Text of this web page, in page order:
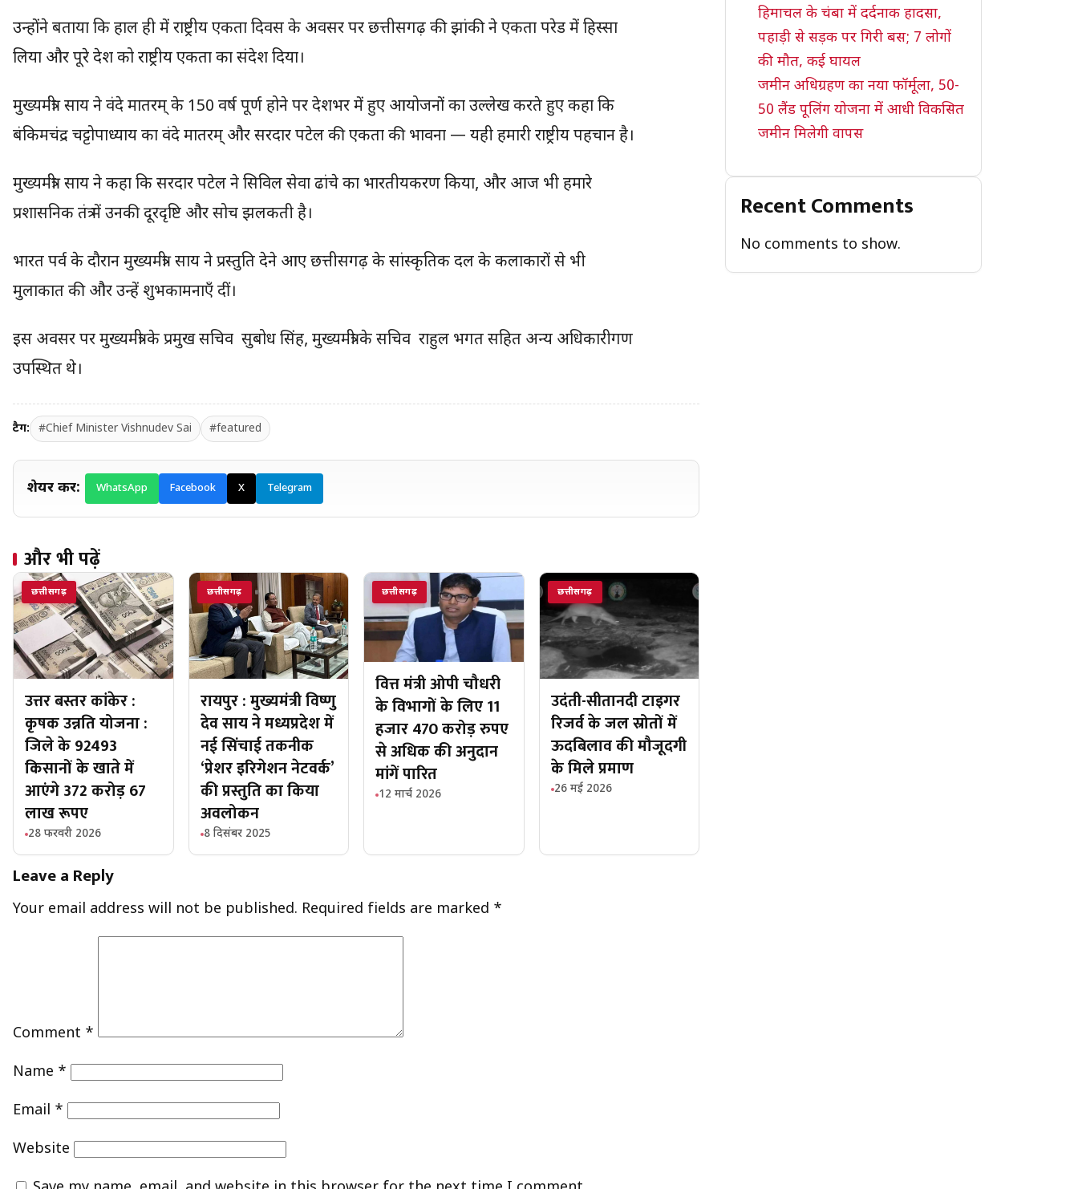
उन्होंने बताया कि हाल ही में राष्ट्रीय एकता दिवस के अवसर पर छत्तीसगढ़ की झांकी ने एकता परेड में हिस्सा
लिया और पूरे देश को राष्ट्रीय एकता का संदेश दिया।
मुख्यमंत्री साय ने वंदे मातरम् के 150 वर्ष पूर्ण होने पर देशभर में हुए आयोजनों का उल्लेख करते हुए कहा कि
बंकिमचंद्र चट्टोपाध्याय का वंदे मातरम् और सरदार पटेल की एकता की भावना — यही हमारी राष्ट्रीय पहचान है।
मुख्यमंत्री साय ने कहा कि सरदार पटेल ने सिविल सेवा ढांचे का भारतीयकरण किया, और आज भी हमारे
प्रशासनिक तंत्र में उनकी दूरदृष्टि और सोच झलकती है।
भारत पर्व के दौरान मुख्यमंत्री साय ने प्रस्तुति देने आए छत्तीसगढ़ के सांस्कृतिक दल के कलाकारों से भी
मुलाकात की और उन्हें शुभकामनाएँ दीं।
इस अवसर पर मुख्यमंत्री के प्रमुख सचिव सुबोध सिंह, मुख्यमंत्री के सचिव राहुल भगत सहित अन्य अधिकारीगण
उपस्थित थे।
टैग: #Chief Minister Vishnudev Sai #featured
शेयर करें: WhatsApp Facebook X Telegram
और भी पढ़ें
छत्तीसगढ़
उत्तर बस्तर कांकेर :
कृषक उन्नति योजना :
जिले के 92493
किसानों के खाते में
आएंगे 372 करोड़ 67
लाख रूपए
28 फरवरी 2026
छत्तीसगढ़
रायपुर : मुख्यमंत्री विष्णु
देव साय ने मध्यप्रदेश में
नई सिंचाई तकनीक
‘प्रेशर इरिगेशन नेटवर्क’
की प्रस्तुति का किया
अवलोकन
8 दिसंबर 2025
छत्तीसगढ़
वित्त मंत्री ओपी चौधरी
के विभागों के लिए 11
हजार 470 करोड़ रुपए
से अधिक की अनुदान
मांगें पारित
12 मार्च 2026
छत्तीसगढ़
उदंती-सीतानदी टाइगर
रिजर्व के जल स्रोतों में
ऊदबिलाव की मौजूदगी
के मिले प्रमाण
26 मई 2026
Leave a Reply
Your email address will not be published. Required fields are marked *
Comment *
Name *
Email *
Website
हिमाचल के चंबा में दर्दनाक हादसा,
पहाड़ी से सड़क पर गिरी बस; 7 लोगों
की मौत, कई घायल
जमीन अधिग्रहण का नया फॉर्मूला, 50-
50 लैंड पूलिंग योजना में आधी विकसित
जमीन मिलेगी वापस
Recent Comments
No comments to show.